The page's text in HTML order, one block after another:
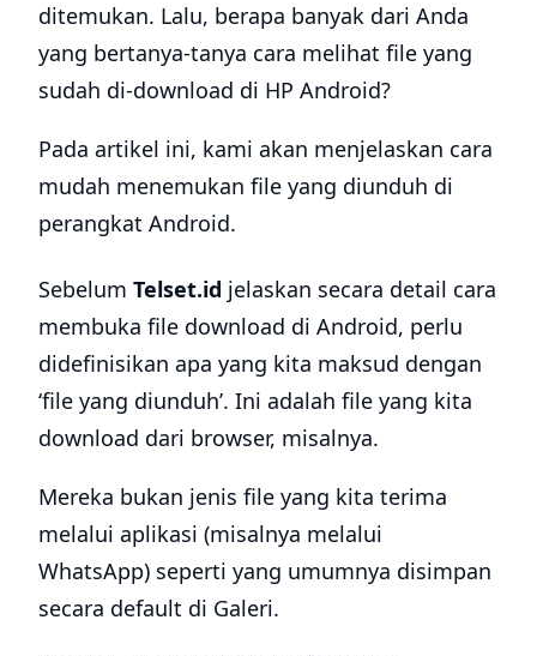
ditemukan. Lalu, berapa banyak dari Anda
yang bertanya-tanya cara melihat file yang
sudah di-download di HP Android?
Pada artikel ini, kami akan menjelaskan cara
mudah menemukan file yang diunduh di
perangkat Android.
Sebelum Telset.id jelaskan secara detail cara
membuka file download di Android, perlu
didefinisikan apa yang kita maksud dengan
‘file yang diunduh’. Ini adalah file yang kita
download dari browser, misalnya.
Mereka bukan jenis file yang kita terima
melalui aplikasi (misalnya melalui
WhatsApp) seperti yang umumnya disimpan
secara default di Galeri.